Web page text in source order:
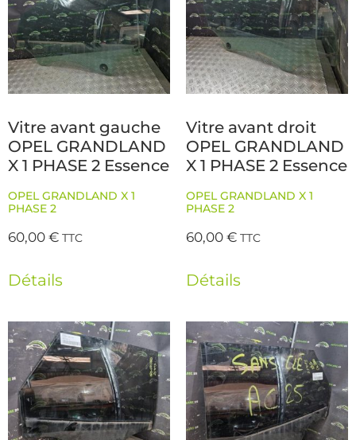
Vitre avant gauche
OPEL GRANDLAND
X 1 PHASE 2 Essence
OPEL GRANDLAND X 1
PHASE 2
60,00€ TTC
Détails
Vitre avant droit
OPEL GRANDLAND
X 1 PHASE 2 Essence
OPEL GRANDLAND X 1
PHASE 2
60,00€ TTC
Détails